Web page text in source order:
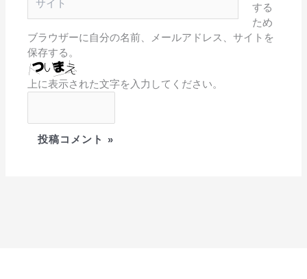
する
ため
ブラウザーに自分の名前、メールアドレス、サイトを
保存する。
上に表示された文字を入力してください。